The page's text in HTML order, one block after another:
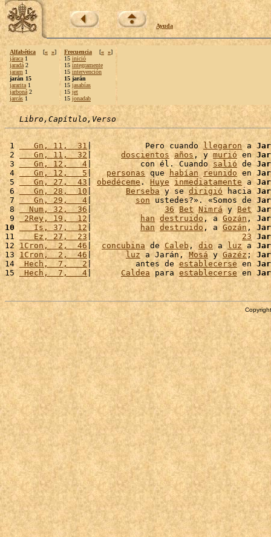
Ayuda
Alfabética [« »]
járaca 1
jaradá 2
jaram 1
jarán 15
jararita 1
jarboná 2
jarcás 1
Frecuencia [« »]
15 inició
15 íntegramente
15 intervención
15 jarán
15 jasabías
15 jet
15 jonadab
Libro,Capítulo,Verso
1
   Gn, 11,  31
|           Pero cuando llegaron a
2
   Gn, 11,  32
| doscientos años , y murió en
3
   Gn, 12,   4
|          con él. Cuando salió de
4
   Gn, 12,   5
| personas que habían reunido en
5
   Gn, 27,  43
| obedéceme . Huye inmediatamente a
6
   Gn, 28,  10
| Berseba y se dirigió hacia
7
   Gn, 29,   4
| son ustedes?». «Somos de
8
  Num, 32,  36
| 36 Bet Nimrá y Bet
9 2Rey, 19,  12 | han destruido , a Gozán,
10
   Is, 37,  12
| han destruido , a Gozán ,
11
   Ez, 27,  23
| 23
12 1Cron,  2,  46 | concubina de Caleb , dio a luz a
13 1Cron,  2,  46| luz a Jarán, Mosá y Gazéz ;
14 Hech,  7,   2 |         antes de establecerse en
15 Hech,  7,   4| Caldea para establecerse en